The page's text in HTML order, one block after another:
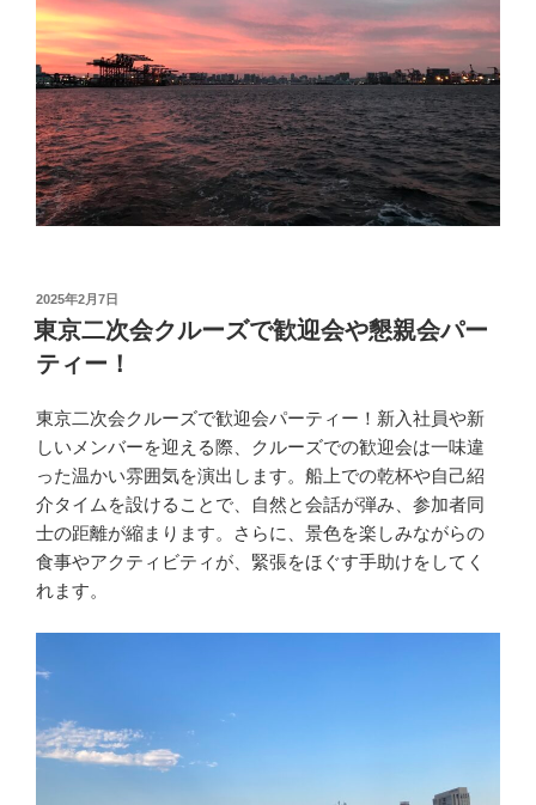
投
稿
日:
2025年2月7日
東京二次会クルーズで歓迎会や懇親会パー
ティー！
東京二次会クルーズで歓迎会パーティー！新入社員や新
しいメンバーを迎える際、クルーズでの歓迎会は一味違
った温かい雰囲気を演出します。船上での乾杯や自己紹
介タイムを設けることで、自然と会話が弾み、参加者同
士の距離が縮まります。さらに、景色を楽しみながらの
食事やアクティビティが、緊張をほぐす手助けをしてく
れます。